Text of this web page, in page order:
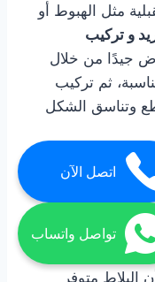
مثل الهبوط أو
و تركيب
جيدًا من خلال
ثم تركيب
وتناسق الشكل
القيوين أنه
يمكن استخدامه
كما يمكن
البلاط متوفر
اتصل الآن
تواصل واتساب